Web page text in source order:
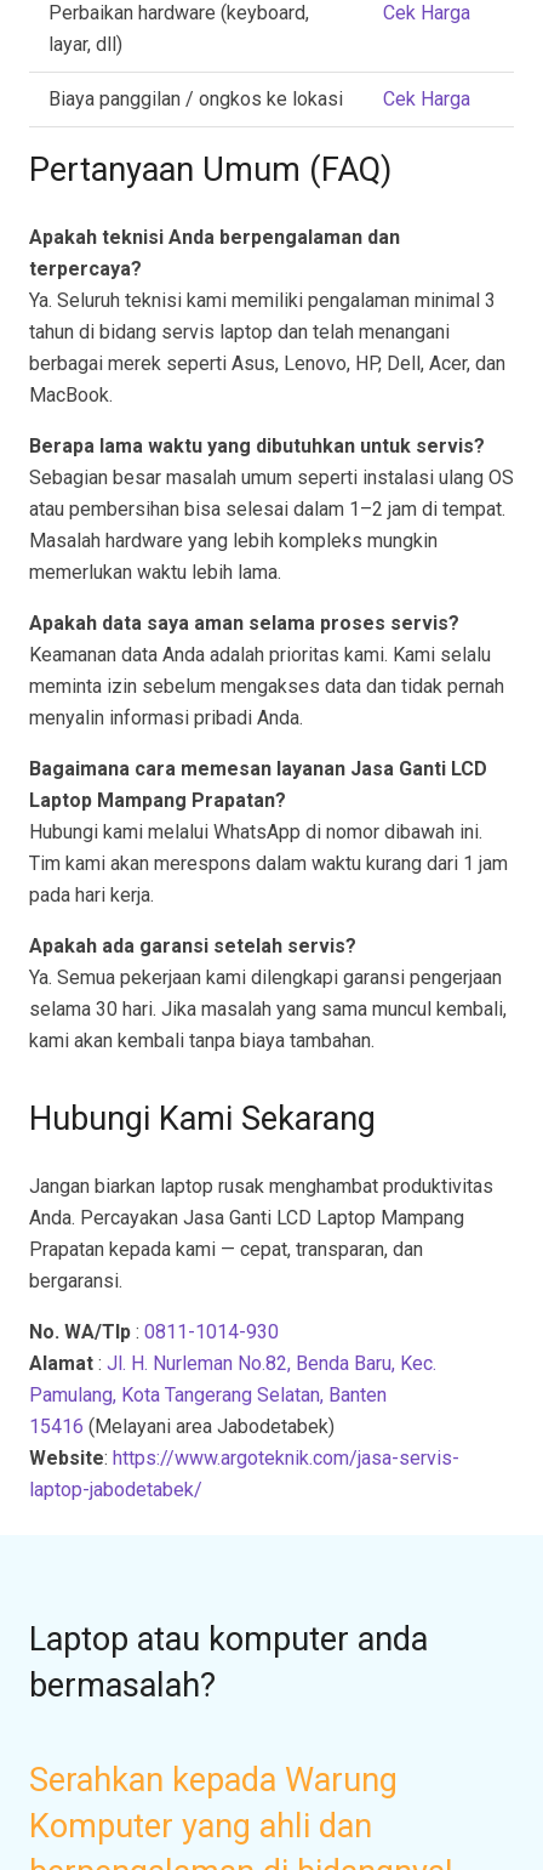
Perbaikan hardware (keyboard,
layar, dll)
Cek Harga
Biaya panggilan / ongkos ke lokasi Cek Harga
Pertanyaan Umum (FAQ)
Apakah teknisi Anda berpengalaman dan
terpercaya?
Ya. Seluruh teknisi kami memiliki pengalaman minimal 3
tahun di bidang servis laptop dan telah menangani
berbagai merek seperti Asus, Lenovo, HP, Dell, Acer, dan
MacBook.
Berapa lama waktu yang dibutuhkan untuk servis?
Sebagian besar masalah umum seperti instalasi ulang OS
atau pembersihan bisa selesai dalam 1–2 jam di tempat.
Masalah hardware yang lebih kompleks mungkin
memerlukan waktu lebih lama.
Apakah data saya aman selama proses servis?
Keamanan data Anda adalah prioritas kami. Kami selalu
meminta izin sebelum mengakses data dan tidak pernah
menyalin informasi pribadi Anda.
Bagaimana cara memesan layanan Jasa Ganti LCD
Laptop Mampang Prapatan?
Hubungi kami melalui WhatsApp di nomor dibawah ini.
Tim kami akan merespons dalam waktu kurang dari 1 jam
pada hari kerja.
Apakah ada garansi setelah servis?
Ya. Semua pekerjaan kami dilengkapi garansi pengerjaan
selama 30 hari. Jika masalah yang sama muncul kembali,
kami akan kembali tanpa biaya tambahan.
Hubungi Kami Sekarang
Jangan biarkan laptop rusak menghambat produktivitas
Anda. Percayakan Jasa Ganti LCD Laptop Mampang
Prapatan kepada kami — cepat, transparan, dan
bergaransi.
No. WA/Tlp : 0811-1014-930
Alamat : Jl. H. Nurleman No.82, Benda Baru, Kec.
Pamulang, Kota Tangerang Selatan, Banten
15416 (Melayani area Jabodetabek)
Website: https://www.argoteknik.com/jasa-servis-
laptop-jabodetabek/
Laptop atau komputer anda
bermasalah?
Serahkan kepada Warung
Komputer yang ahli dan